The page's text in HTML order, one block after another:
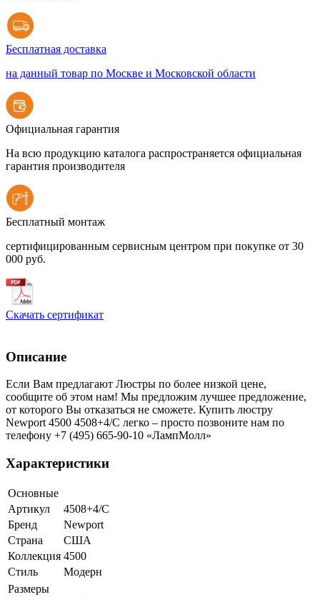
Бесплатная доставка
на данный товар по Москве и Московской области
Официальная гарантия
На всю продукцию каталога распространяется официальная
гарантия производителя
Бесплатный монтаж
сертифицированным сервисным центром при покупке от 30
000 руб.
Скачать сертификат
Описание
Если Вам предлагают Люстры по более низкой цене,
сообщите об этом нам! Мы предложим лучшее предложение,
от которого Вы отказаться не сможете. Купить люстру
Newport 4500 4508+4/C легко – просто позвоните нам по
телефону +7 (495) 665-90-10 «ЛампМолл»
Характеристики
Основные
Артикул
4508+4/C
Бренд
Newport
Страна
США
Коллекция 4500
Стиль
Модерн
Размеры